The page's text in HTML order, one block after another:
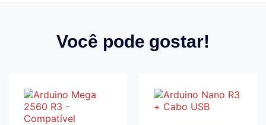
Você pode gostar!